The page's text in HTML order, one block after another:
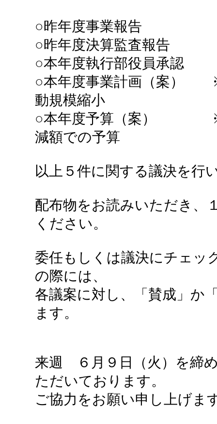
○昨年度事業報告
○昨年度決算監査報告
○本年度執行部役員承認
○本年度事業計画（案）
動規模縮小
○本年度予算（案） ※
減額での予算
以上５件に関する議決を行
配布物をお読みいただき、
ください。
委任もしくは議決にチェッ
の際には、
各議案に対し、「賛成」か
ます。
来週 ６月９日（火）を締
ただいております。
ご協力をお願い申し上げま